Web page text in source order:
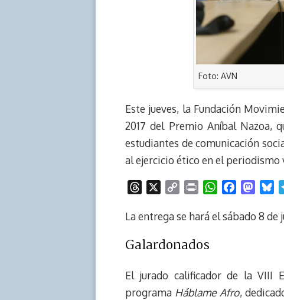
Foto: AVN
Este jueves, la Fundación
2017 del Premio Aníbal Nazoa,
estudiantes de comunicación
al ejercicio ético en el periodismo
r
a
s
p
L
n
k
i
t
W
a
p
c
o
M
s
o
u
La entrega se hará el sábado 8 de
Galardonados
El jurado calificador de la VIII
programa Háblame Afro,